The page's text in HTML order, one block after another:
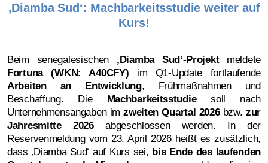
‚Diamba Sud‘: Machbarkeitsstudie weiter auf
Kurs!
Beim senegalesischen ‚Diamba Sud‘-Projektmeldete
Fortuna (WKN: A40CFY) im Q1-Update fortlaufende
Arbeiten an Entwicklung, Frühmaßnahmen und
Beschaffung. Die Machbarkeitsstudiesoll nach
Unternehmensangaben imzweiten Quartal 2026bzw. zur
Jahresmitte 2026abgeschlossen werden. In der
Reservenmeldung vom 23. April 2026 heißt es zusätzlich,
dass ‚Diamba Sud‘ auf Kurs sei, bis Ende des laufenden